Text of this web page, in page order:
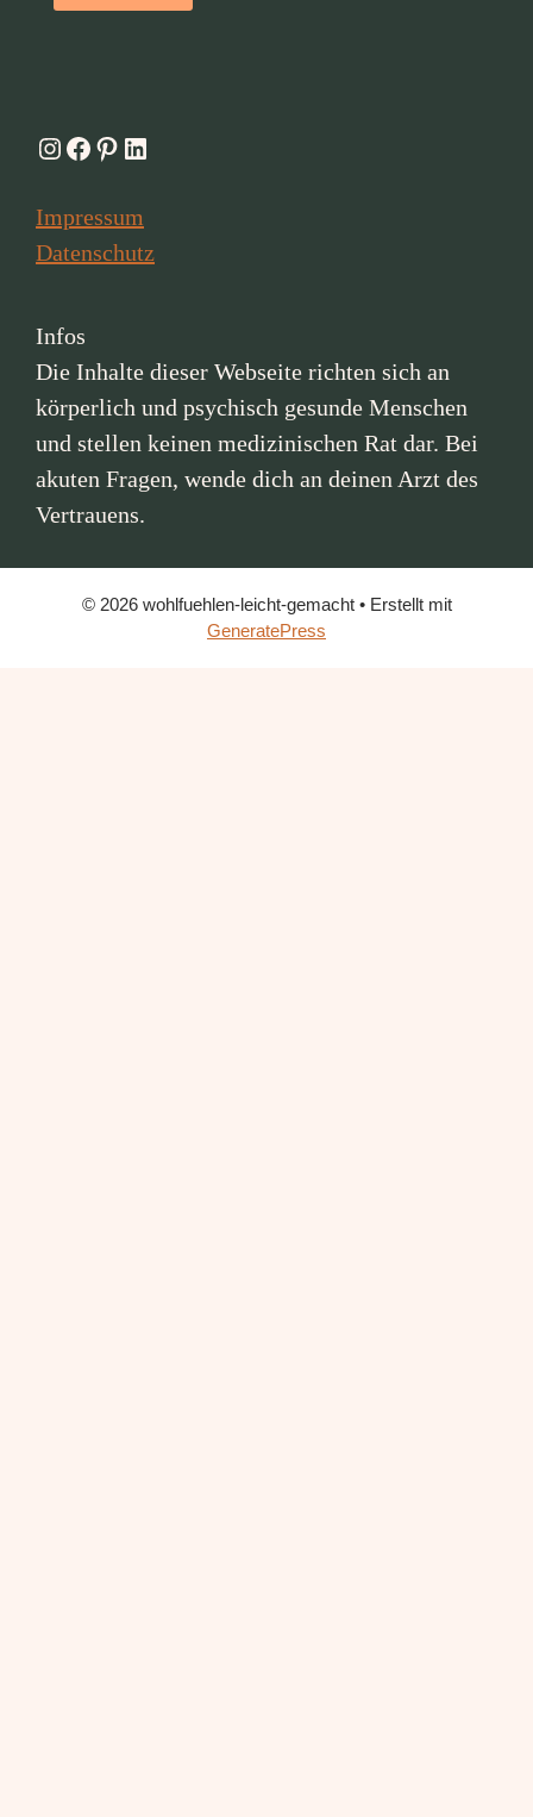
Instagram
Facebook
Pinterest
LinkedIn
Impressum
Datenschutz
Infos
Die Inhalte dieser Webseite richten sich an
körperlich und psychisch gesunde Menschen
und stellen keinen medizinischen Rat dar. Bei
akuten Fragen, wende dich an deinen Arzt des
Vertrauens.
© 2026 wohlfuehlen-leicht-gemacht• Erstellt mit
GeneratePress